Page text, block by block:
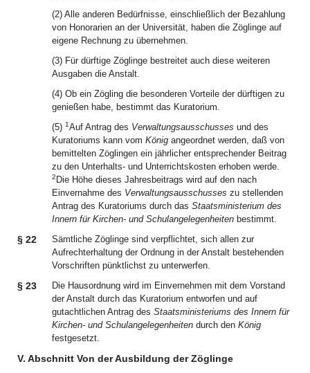
(2) Alle anderen Bedürfnisse, einschließlich der Bezahlung
von Honorarien an der Universität, haben die Zöglinge auf
eigene Rechnung zu übernehmen.
(3) Für dürftige Zöglinge bestreitet auch diese weiteren
Ausgaben die Anstalt.
(4) Ob ein Zögling die besonderen Vorteile der dürftigen zu
genießen habe, bestimmt das Kuratorium.
(5) 1Auf Antrag des Verwaltungsausschusses und des
Kuratoriums kann vom König angeordnet werden, daß von
bemittelten Zöglingen ein jährlicher entsprechender Beitrag
zu den Unterhalts- und Unterrichtskosten erhoben werde.
2 Die Höhe dieses Jahresbeitrags wird auf den nach
Einvernahme des Verwaltungsausschusses zu stellenden
Antrag des Kuratoriums durch das Staatsministerium des
Innern für Kirchen- und Schulangelegenheiten bestimmt.
§ 22
Sämtliche Zöglinge sind verpflichtet, sich allen zur
Aufrechterhaltung der Ordnung in der Anstalt bestehenden
Vorschriften pünktlichst zu unterwerfen.
§ 23
Die Hausordnung wird im Einvernehmen mit dem Vorstand
der Anstalt durch das Kuratorium entworfen und auf
gutachtlichen Antrag des Staatsministeriums des Innern für
Kirchen- und Schulangelegenheiten durch den König
festgesetzt.
V. Abschnitt Von der Ausbildung der Zöglinge